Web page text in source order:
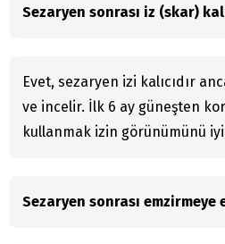
Sezaryen sonrası iz (skar)
Evet, sezaryen izi kalıcıdır
ve incelir. İlk 6 ay güneşten
kullanmak izin görünümünü
Sezaryen sonrası emzirmeye